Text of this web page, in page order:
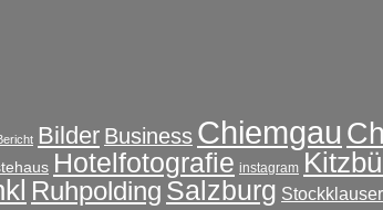
Bilder Business Chiemgau
Hotelfotografie instagram
Ruhpolding Salzburg Stockklauser